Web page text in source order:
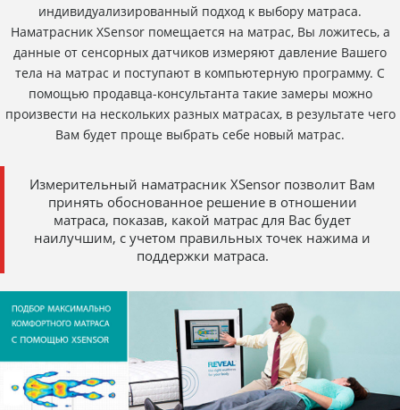
индивидуализированный подход к выбору матраса.
Наматрасник XSensor помещается на матрас, Вы ложитесь, а
данные от сенсорных датчиков измеряют давление Вашего
тела на матрас и поступают в компьютерную программу. С
помощью продавца-консультанта такие замеры можно
произвести на нескольких разных матрасах, в результате чего
Вам будет проще выбрать себе новый матрас.
Измерительный наматрасник XSensor позволит Вам
принять обоснованное решение в отношении
матраса, показав, какой матрас для Вас будет
наилучшим, с учетом правильных точек нажима и
поддержки матраса.